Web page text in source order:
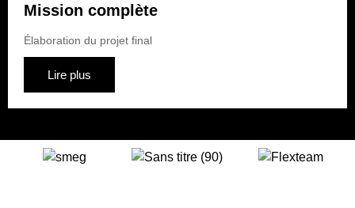
Mission complète
Élaboration du projet final
Lire plus